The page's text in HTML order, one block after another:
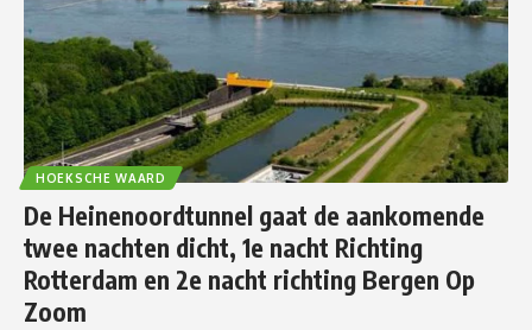
HOEKSCHE WAARD
De Heinenoordtunnel gaat de aankomende
twee nachten dicht, 1e nacht Richting
Rotterdam en 2e nacht richting Bergen Op
Zoom